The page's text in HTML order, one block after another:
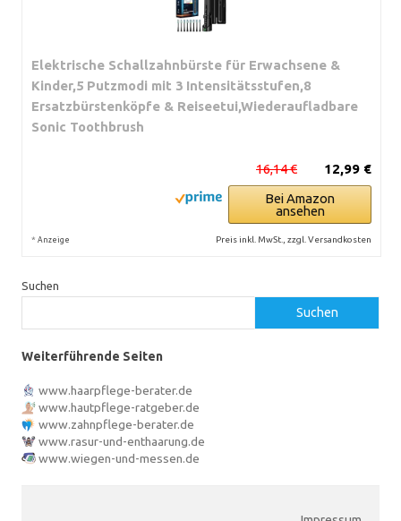
Elektrische Schallzahnbürste für Erwachsene &
Kinder,5 Putzmodi mit 3 Intensitätsstufen,8
Ersatzbürstenköpfe & Reiseetui,Wiederaufladbare
Sonic Toothbrush
12,99 €
16,14 €
Bei Amazon
ansehen
* Anzeige Preis inkl. MwSt., zzgl. Versandkosten
Suchen
Suchen
Weiterführende Seiten
www.haarpflege-berater.de
www.hautpflege-ratgeber.de
www.zahnpflege-berater.de
www.rasur-und-enthaarung.de
www.wiegen-und-messen.de